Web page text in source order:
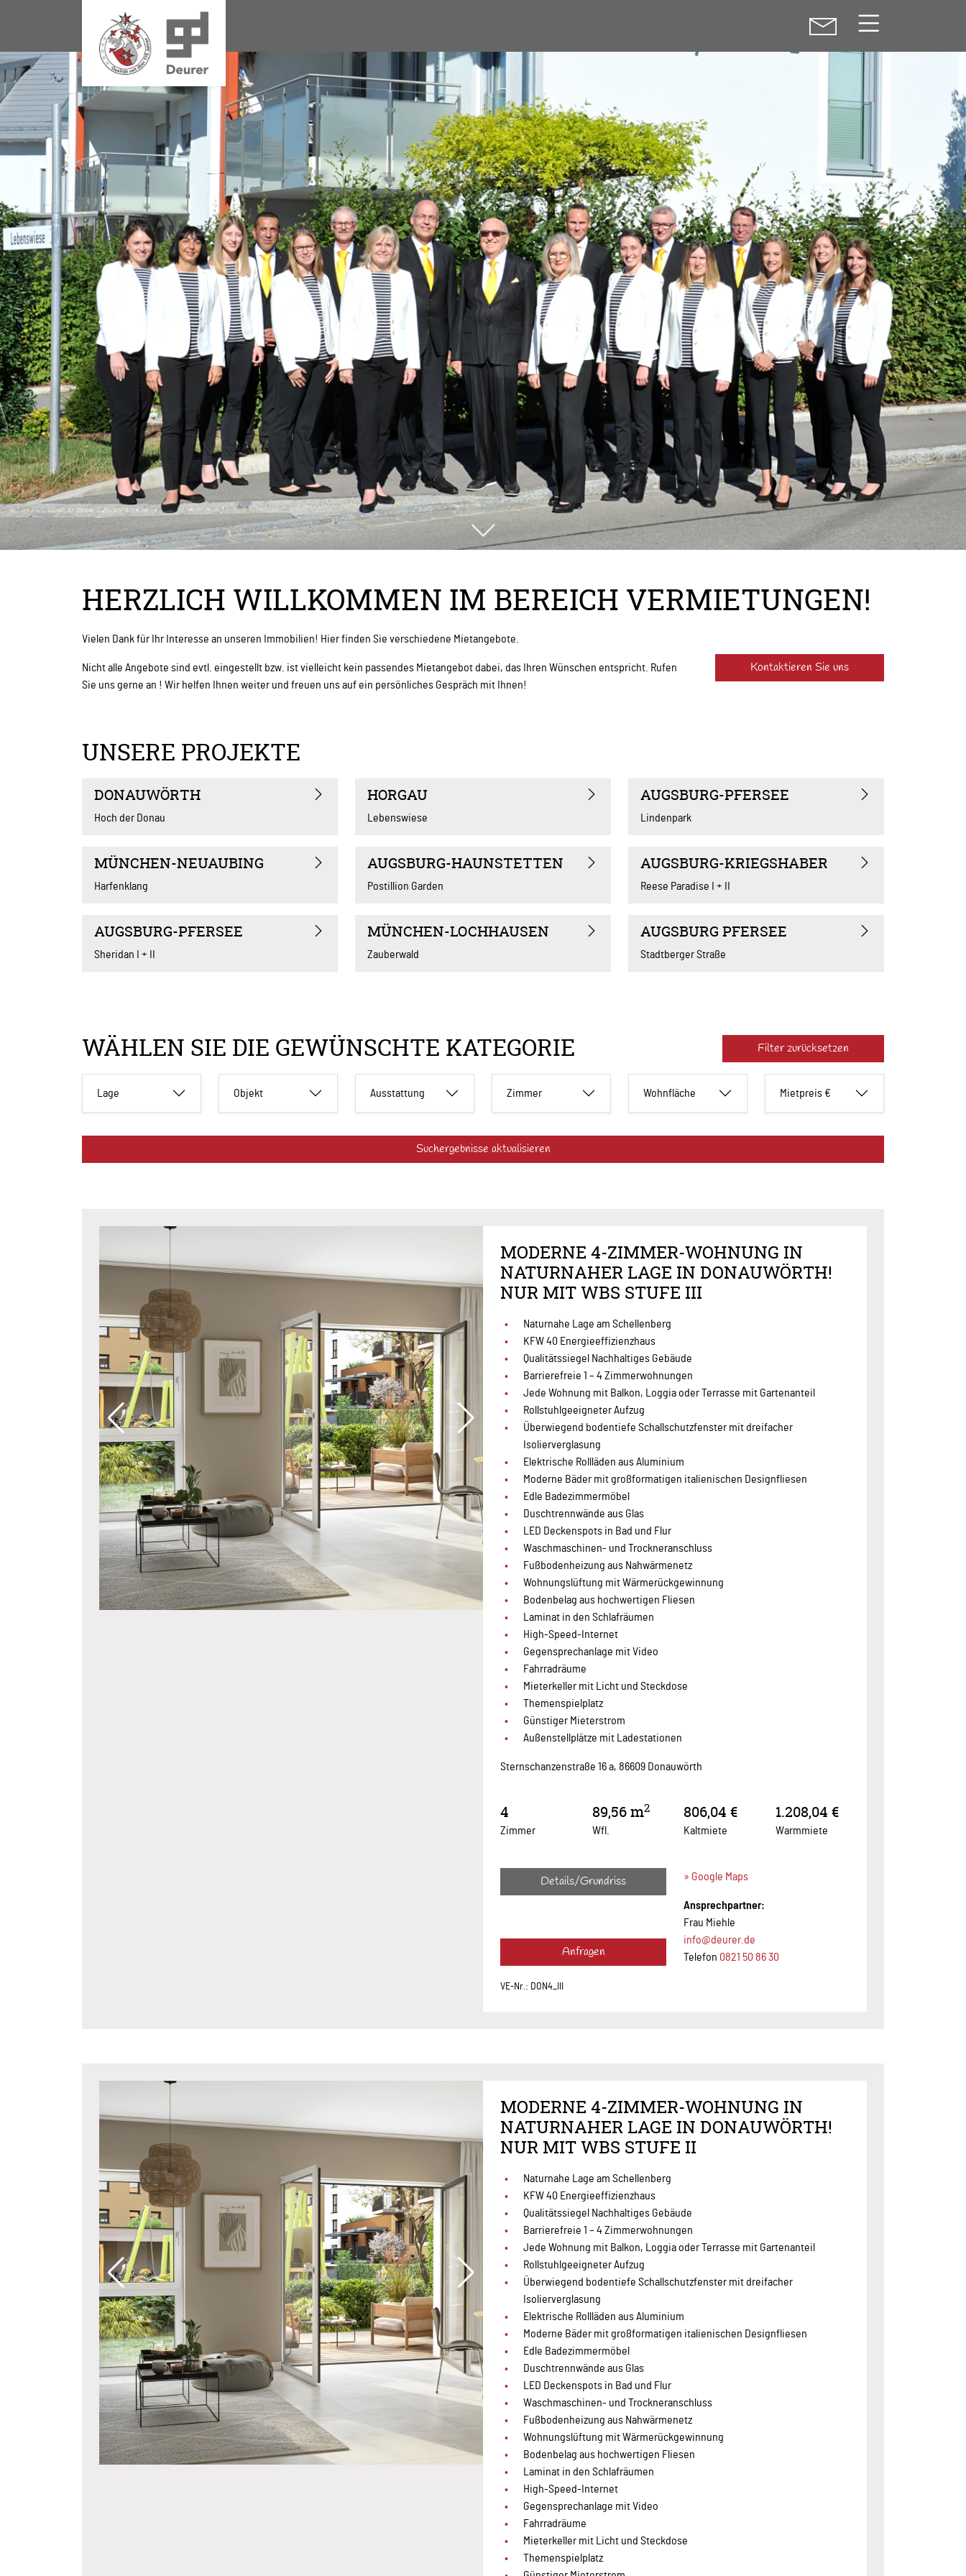
HERZLICH WILLKOMMEN IM BEREICH VERMIETUNGEN!
Vielen Dank für Ihr Interesse an unseren Immobilien! Hier finden Sie verschiedene Mietangebote.
Nicht alle Angebote sind evtl. eingestellt bzw. ist vielleicht kein passendes Mietangebot dabei, das Ihren Wünschen entspricht. Rufen
Sie uns gerne an ! Wir helfen Ihnen weiter und freuen uns auf ein persönliches Gespräch mit Ihnen!
Kontaktieren Sie uns
UNSERE PROJEKTE
DONAUWÖRTH
Hoch der Donau
HORGAU
Lebenswiese
AUGSBURG-PFERSEE
Lindenpark
MÜNCHEN-NEUAUBING
Harfenklang
AUGSBURG-HAUNSTETTEN
Postillion Garden
AUGSBURG-KRIEGSHABER
Reese Paradise I + II
AUGSBURG-PFERSEE
Sheridan I + II
MÜNCHEN-LOCHHAUSEN
Zauberwald
AUGSBURG PFERSEE
Stadtberger Straße
WÄHLEN SIE DIE GEWÜNSCHTE KATEGORIE Filter zurücksetzen
Lage Objekt Ausstattung Zimmer Wohnfläche Mietpreis €
Suchergebnisse aktualisieren
MODERNE 4-ZIMMER-WOHNUNG IN
NATURNAHER LAGE IN DONAUWÖRTH!
NUR MIT WBS STUFE III
Naturnahe Lage am Schellenberg
KFW 40 Energieeffizienzhaus
Qualitätssiegel Nachhaltiges Gebäude
Barrierefreie 1 – 4 Zimmerwohnungen
Jede Wohnung mit Balkon, Loggia oder Terrasse mit Gartenanteil
Rollstuhlgeeigneter Aufzug
Überwiegend bodentiefe Schallschutzfenster mit dreifacher
Isolierverglasung
Elektrische Rollläden aus Aluminium
Moderne Bäder mit großformatigen italienischen Designfliesen
Edle Badezimmermöbel
Duschtrennwände aus Glas
LED Deckenspots in Bad und Flur
Waschmaschinen- und Trockneranschluss
Fußbodenheizung aus Nahwärmenetz
Wohnungslüftung mit Wärmerückgewinnung
Bodenbelag aus hochwertigen Fliesen
Laminat in den Schlafräumen
High-Speed-Internet
Gegensprechanlage mit Video
Fahrradräume
Mieterkeller mit Licht und Steckdose
Themenspielplatz
Günstiger Mieterstrom
Außenstellplätze mit Ladestationen
Sternschanzenstraße 16 a, 86609 Donauwörth
4
Zimmer
89,56 m2
Wfl.
806,04 €
Kaltmiete
1.208,04 €
Warmmiete
Details/Grundriss
Anfragen
» Google Maps
Ansprechpartner:
Frau Miehle
info@deurer.de
Telefon 0821 50 86 30
VE-Nr.: DON4_III
MODERNE 4-ZIMMER-WOHNUNG IN
NATURNAHER LAGE IN DONAUWÖRTH!
NUR MIT WBS STUFE II
Naturnahe Lage am Schellenberg
KFW 40 Energieeffizienzhaus
Qualitätssiegel Nachhaltiges Gebäude
Barrierefreie 1 – 4 Zimmerwohnungen
Jede Wohnung mit Balkon, Loggia oder Terrasse mit Gartenanteil
Rollstuhlgeeigneter Aufzug
Überwiegend bodentiefe Schallschutzfenster mit dreifacher
Isolierverglasung
Elektrische Rollläden aus Aluminium
Moderne Bäder mit großformatigen italienischen Designfliesen
Edle Badezimmermöbel
Duschtrennwände aus Glas
LED Deckenspots in Bad und Flur
Waschmaschinen- und Trockneranschluss
Fußbodenheizung aus Nahwärmenetz
Wohnungslüftung mit Wärmerückgewinnung
Bodenbelag aus hochwertigen Fliesen
Laminat in den Schlafräumen
High-Speed-Internet
Gegensprechanlage mit Video
Fahrradräume
Mieterkeller mit Licht und Steckdose
Themenspielplatz